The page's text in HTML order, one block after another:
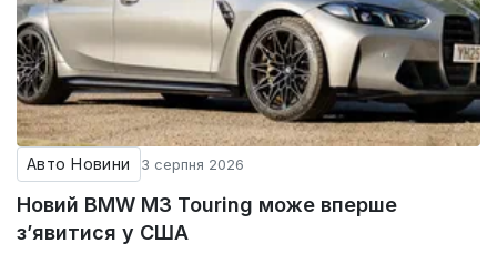
Авто Новини 3 серпня 2026
Новий BMW M3 Touring може вперше
з’явитися у США